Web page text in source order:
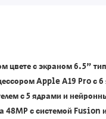
с экраном 6.5"
Apple A19 Pro с
с 5 ядрами и
с системой Fusion